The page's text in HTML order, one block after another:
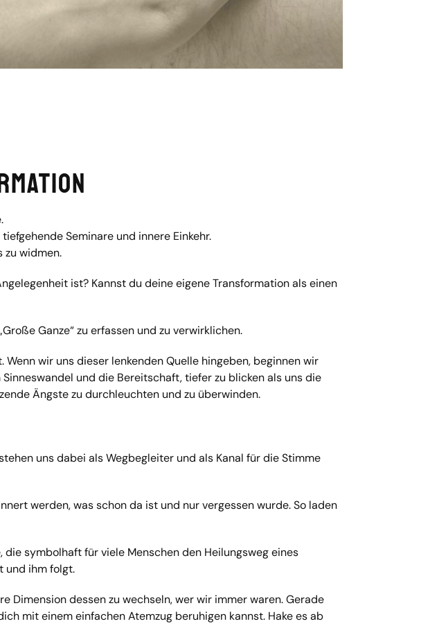
Seminare und innere Einkehr.
zu widmen.
ist? Kannst du deine eigene Transformation als einen
Ganze“ zu erfassen und zu verwirklichen.
wir uns dieser lenkenden Quelle hingeben, beginnen wir
und die Bereitschaft, tiefer zu blicken als uns die
Ängste zu durchleuchten und zu überwinden.
uns dabei als Wegbegleiter und als Kanal für die Stimme
werden, was schon da ist und nur vergessen wurde. So laden
symbolhaft für viele Menschen den Heilungsweg eines
und ihm folgt.
Dimension dessen zu wechseln, wer wir immer waren. Gerade
mit einem einfachen Atemzug beruhigen kannst. Hake es ab